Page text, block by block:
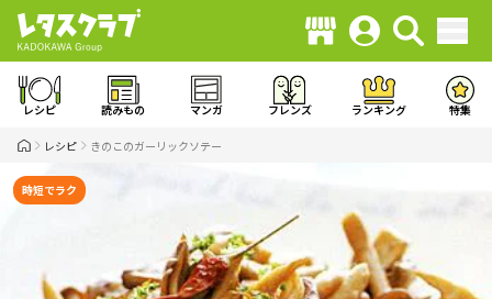
レシピ 読みもの マンガ フレンズ ランキング 特集
レシピ きのこのガーリックソテー
時短でラク